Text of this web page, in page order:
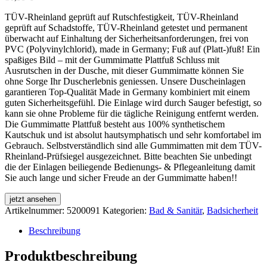
TÜV-Rheinland geprüft auf Rutschfestigkeit, TÜV-Rheinland
geprüft auf Schadstoffe, TÜV-Rheinland getestet und permanent
überwacht auf Einhaltung der Sicherheitsanforderungen, frei von
PVC (Polyvinylchlorid), made in Germany; Fuß auf (Platt-)fuß! Ein
spaßiges Bild – mit der Gummimatte Plattfuß Schluss mit
Ausrutschen in der Dusche, mit dieser Gummimatte können Sie
ohne Sorge Ihr Duscherlebnis geniessen. Unsere Duscheinlagen
garantieren Top-Qualität Made in Germany kombiniert mit einem
guten Sicherheitsgefühl. Die Einlage wird durch Sauger befestigt, so
kann sie ohne Probleme für die tägliche Reinigung entfernt werden.
Die Gummimatte Plattfuß besteht aus 100% synthetischem
Kautschuk und ist absolut hautsymphatisch und sehr komfortabel im
Gebrauch. Selbstverständlich sind alle Gummimatten mit dem TÜV-
Rheinland-Prüfsiegel ausgezeichnet. Bitte beachten Sie unbedingt
die der Einlagen beiliegende Bedienungs- & Pflegeanleitung damit
Sie auch lange und sicher Freude an der Gummimatte haben!!
jetzt ansehen
Artikelnummer: 5200091 Kategorien: Bad & Sanitär, Badsicherheit
Beschreibung
Produktbeschreibung